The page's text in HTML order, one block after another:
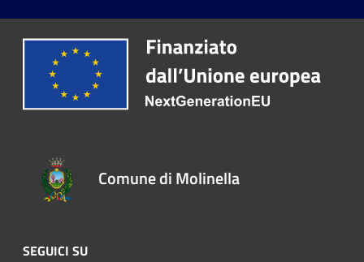
Comune di Molinella
SEGUICI SU